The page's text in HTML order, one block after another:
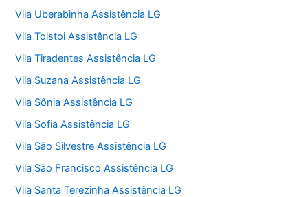
Vila Uberabinha Assistência LG
Vila Tolstoi Assistência LG
Vila Tiradentes Assistência LG
Vila Suzana Assistência LG
Vila Sônia Assistência LG
Vila Sofia Assistência LG
Vila São Silvestre Assistência LG
Vila São Francisco Assistência LG
Vila Santa Terezinha Assistência LG